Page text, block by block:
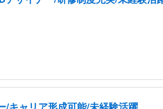
/キャリア形成可能/未経験活躍